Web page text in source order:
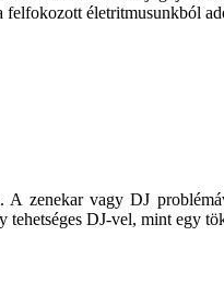
felfokozott életritmusunkból
zenekar vagy DJ
DJ-vel, mint egy